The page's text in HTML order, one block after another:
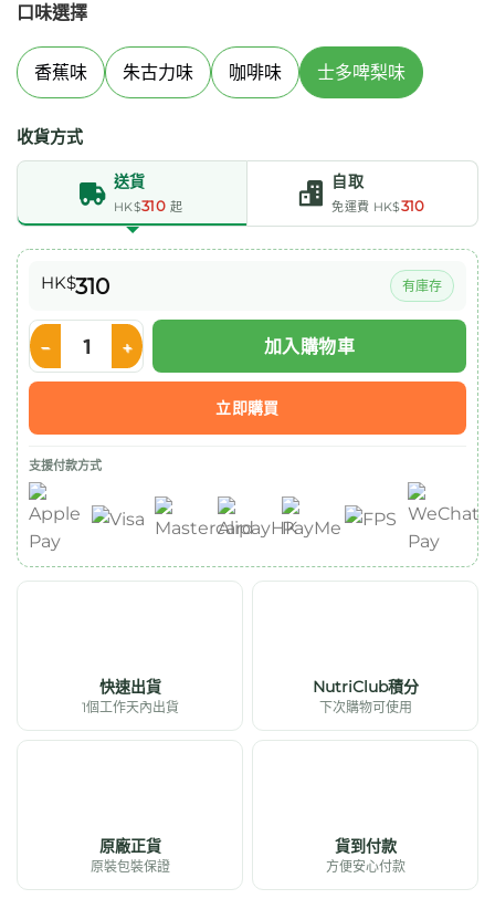
口味選擇
香蕉味 朱古力味 咖啡味 士多啤梨味
收貨方式
送貨
HK$310 起
自取
免運費 HK$310
HK$310 有庫存
Nestle OPTIFAST Shake 代餐奶昔 53g x12包 (士多啤梨味) 數量
加入購物車
立即購買
支援付款方式
快速出貨
1個工作天內出貨
NutriClub積分
下次購物可使用
原廠正貨
原裝包裝保證
貨到付款
方便安心付款